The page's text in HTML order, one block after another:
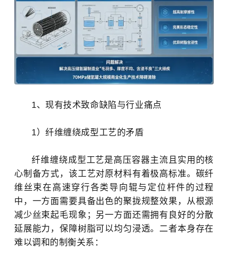
1、现有技术致命缺陷与行业痛点
1）纤维缠绕成型工艺的矛盾
纤维缠绕成型工艺是高压容器主流且实用的核
心制备方式，该工艺对原材料有着极高标准。碳纤
维丝束在高速穿行各类导向辊与定位杆件的过程
中，一方面需要具备出色的聚拢规整效果，从根源
减少丝束起毛现象；另一方面还需拥有良好的分散
延展能力，保障树脂可以均匀浸透。二者本身存在
难以调和的制衡关系：